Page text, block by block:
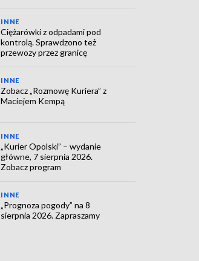
INNE
Ciężarówki z odpadami pod
kontrolą. Sprawdzono też
przewozy przez granicę
INNE
Zobacz „Rozmowę Kuriera” z
Maciejem Kempą
INNE
„Kurier Opolski” – wydanie
główne, 7 sierpnia 2026.
Zobacz program
INNE
„Prognoza pogody” na 8
sierpnia 2026. Zapraszamy